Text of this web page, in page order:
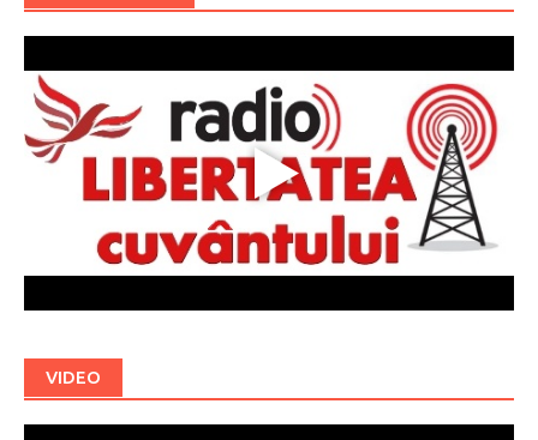
VIDEO